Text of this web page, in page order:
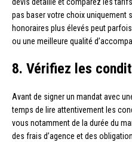
pas baser votre choix uniquement
honoraires plus élevés peut
ou une meilleure qualité
8. Vérifiez les
Avant de signer un mandat avec
temps de lire attentivement les
vous notamment de la durée du
des frais d’agence et des